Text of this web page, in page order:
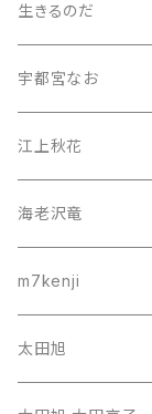
生きるのだ
宇都宮なお
江上秋花
海老沢竜
m7kenji
太田旭